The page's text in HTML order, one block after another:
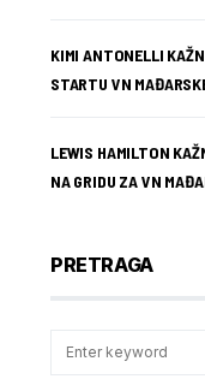
KIMI ANTONELLI
STARTU VN
LEWIS HAMILTON
NA GRIDU ZA VN
PRETRAGA